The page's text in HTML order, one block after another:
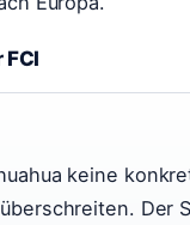
keine
Der